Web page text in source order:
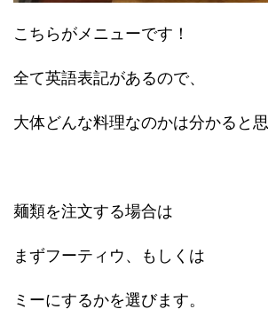
こちらがメニューです！
全て英語表記があるので、
大体どんな料理なのかは分かると
麺類を注文する場合は
まずフーティウ、もしくは
ミーにするかを選びます。